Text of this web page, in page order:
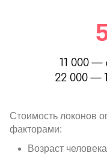
11 000 —
22 000 —
Стоимость локонов
факторами:
Возраст человека